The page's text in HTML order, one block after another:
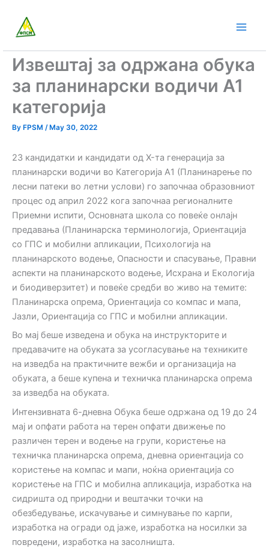
content
Извештај за одржана обука
за планинарски водичи А1
категорија
By FPSM / May 30, 2022
23 кандидатки и кандидати од X-та генерација за
планинарски водичи во Категорија А1 (Планинарење по
лесни патеки во летни услови) го започнаа образовниот
процес од април 2022 кога започнаа регионалните
Приемни испити, Основната школа со повеќе онлајн
предавања (Планинарска терминологија, Ориентација
со ГПС и мобилни апликации, Психологија на
планинарското водење, Опасности и спасување, Правни
аспекти на планинарското водење, Исхрана и Екологија
и биодиверзитет) и повеќе средби во живо на темите:
Планинарска опрема, Ориентација со компас и мапа,
Јазли, Ориентација со ГПС и мобилни апликации.
Во мај беше изведена и обука на инструкторите и
предавачите на обуката за усогласување на техниките
на изведба на практичните вежби и организација на
обуката, а беше купена и техничка планинарска опрема
за изведба на обуката.
Интензивната 6-дневна Обука беше одржана од 19 до 24
мај и опфати работа на терен опфати движење по
различен терен и водење на групи, користење на
техничка планинарска опрема, дневна ориентација со
користење на компас и мапи, ноќна ориентација со
користење на ГПС и мобилна апликација, изработка на
сидришта од природни и вештачки точки на
обезбедување, искачување и симнување по карпи,
изработка на огради од јаже, изработка на носилки за
повредени, изработка на засолништа.